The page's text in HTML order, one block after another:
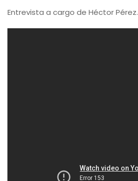
Entrevista a cargo de Héctor Pérez.